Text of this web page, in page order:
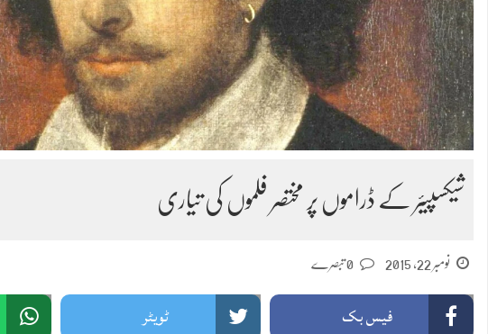
شیکسپیئر کے ڈراموں پر مختصر فلموں کی تیاری
نومبر 22, 2015 0 تبصرے
فیس بک ٹویٹر